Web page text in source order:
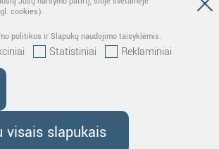
cookies).
politikos ir Slapukų naudojimo taisyklėmis.
Statistiniai Reklaminiai
visais slapukais
turizmo ir verslo informacijos centras.
ir saugomi Juridinių asmenų registre, kodas
187918593.